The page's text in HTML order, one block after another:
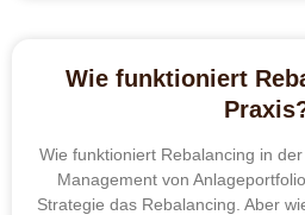
Wie funktioniert
Wie funktioniert Rebalancing in
Management von
Strategie das Rebalancing. Aber